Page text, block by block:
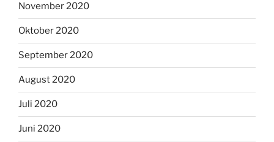
November 2020
Oktober 2020
September 2020
August 2020
Juli 2020
Juni 2020